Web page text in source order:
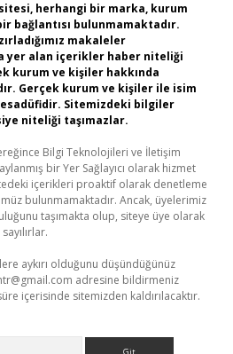
herhangi bir marka, kurum
bağlantısı bulunmamaktadır.
makaleler
yer alan içerikler haber niteliği
kurum ve kişiler hakkında
Gerçek kurum ve kişiler ile isim
Sitemizdeki bilgiler
niteliği taşımazlar.
Bilgi Teknolojileri ve İletişim
bir Yer Sağlayıcı olarak hizmet
içerikleri proaktif olarak denetleme
bulunmamaktadır. Ancak, üyelerimiz
taşımakta olup, siteye üye olarak
aykırı olduğunu düşündüğünüz
adresine bildirmeniz
içerisinde sitemizden kaldırılacaktır.